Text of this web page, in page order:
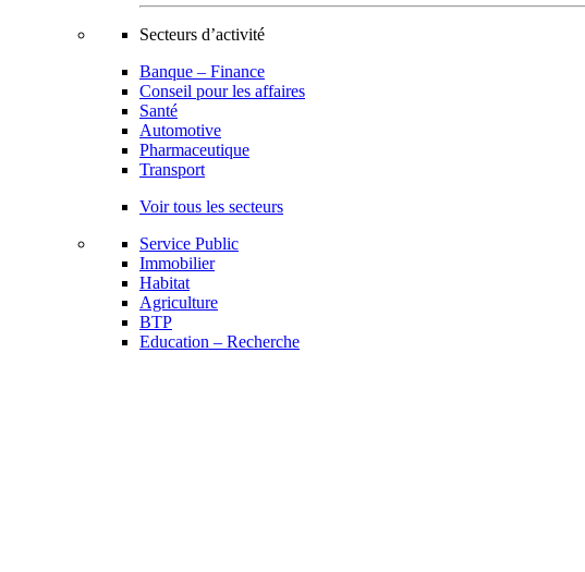
Secteurs d’activité
Banque – Finance
Conseil pour les affaires
Santé
Automotive
Pharmaceutique
Transport
Voir tous les secteurs
Service Public
Immobilier
Habitat
Agriculture
BTP
Education – Recherche